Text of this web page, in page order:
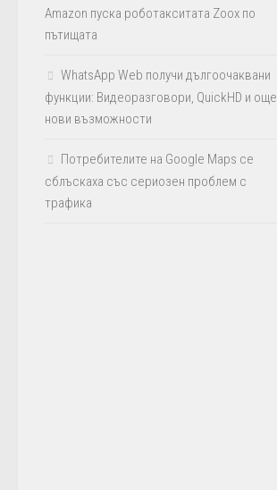
Amazon пуска роботакситата Zoox по
пътищата
WhatsApp Web получи дългоочаквани
функции: Видеоразговори, QuickHD и още
нови възможности
Потребителите на Google Maps се
сблъскаха със сериозен проблем с
трафика